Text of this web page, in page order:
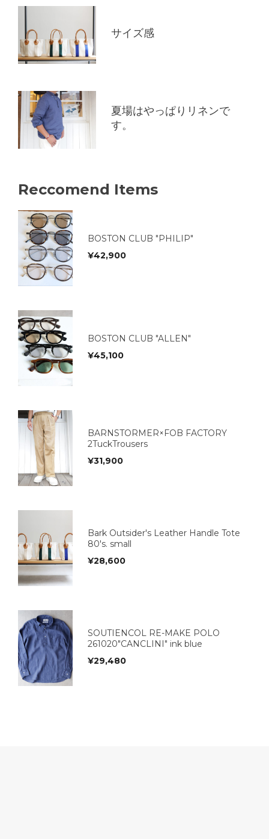
サイズ感
夏場はやっぱりリネンで
す。
Reccomend Items
BOSTON CLUB "PHILIP"
¥42,900
BOSTON CLUB "ALLEN"
¥45,100
BARNSTORMER×FOB FACTORY
2TuckTrousers
¥31,900
Bark Outsider's Leather Handle Tote
80's. small
¥28,600
SOUTIENCOL RE-MAKE POLO
261020"CANCLINI" ink blue
¥29,480